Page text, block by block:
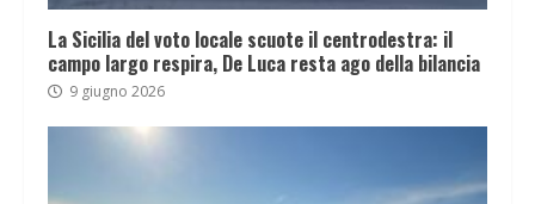
La Sicilia del voto locale scuote il centrodestra: il
campo largo respira, De Luca resta ago della bilancia
9 giugno 2026